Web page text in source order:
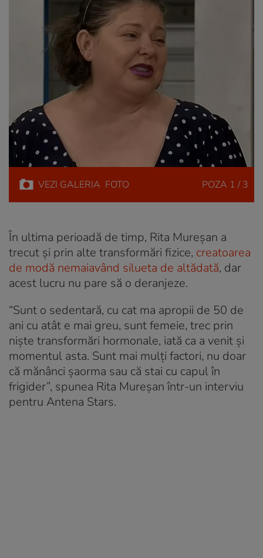
VEZI GALERIA FOTO POZA 1 / 3
În ultima perioadă de timp, Rita Mureșan a
trecut și prin alte transformări fizice, creatoarea
de modă nemaiavând silueta de altădată, dar
acest lucru nu pare să o deranjeze.
“Sunt o sedentară, cu cat ma apropii de 50 de
ani cu atât e mai greu, sunt femeie, trec prin
niște transformări hormonale, iată ca a venit și
momentul asta. Sunt mai mulți factori, nu doar
că mănânci șaorma sau că stai cu capul în
frigider”, spunea Rita Mureșan într-un interviu
pentru Antena Stars.